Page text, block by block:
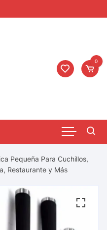
0
Pequeña Para Cuchillos,
Restaurante y Más